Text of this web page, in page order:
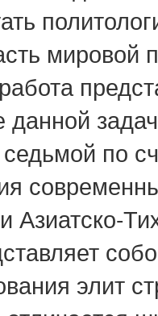
мировой
данной
по
Азиатско-
элит